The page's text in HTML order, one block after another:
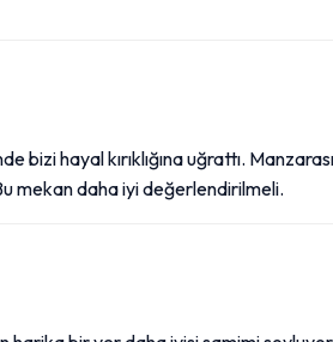
bizi hayal kırıklığına uğrattı.
mekan daha iyi değerlendirilmeli.